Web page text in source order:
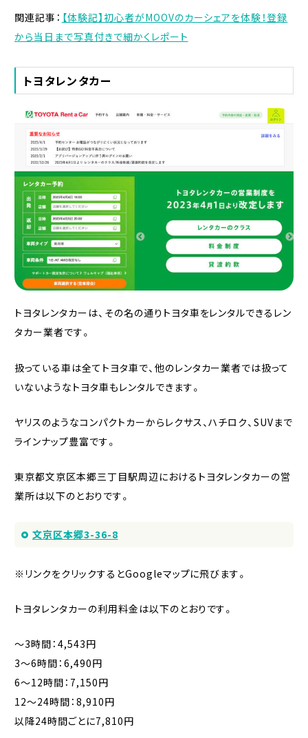
関連記事： 【体験記】初心者がMOOVのカーシェアを体験！登録
から当日まで写真付きで細かくレポート
トヨタレンタカー
トヨタレンタカーは、その名の通りトヨタ車をレンタルできるレン
タカー業者です。
扱っている車は全てトヨタ車で、他のレンタカー業者では扱って
いないようなトヨタ車もレンタルできます。
ヤリスのようなコンパクトカーからレクサス、ハチロク、SUVまで
ラインナップ豊富です。
東京都文京区本郷三丁目駅周辺におけるトヨタレンタカーの営
業所は以下のとおりです。
文京区本郷3-36-8
※リンクをクリックするとGoogleマップに飛びます。
トヨタレンタカーの利用料金は以下のとおりです。
〜3時間：4,543円
3〜6時間：6,490円
6〜12時間：7,150円
12〜24時間：8,910円
以降24時間ごとに7,810円